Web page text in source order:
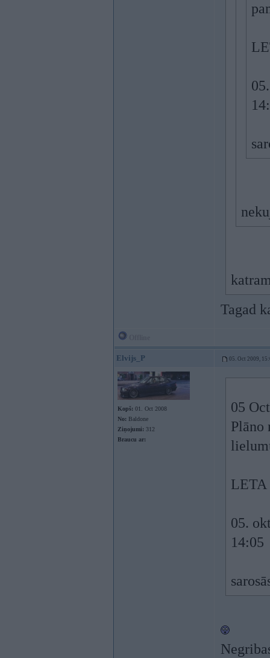
Tagad
Elvijs_P 05. Oct 2009,
Kopš: 01. Oct 2008
No: Baldone
Ziņojumi: 312
Braucu ar:
05
Plāno
LETA
05.
14:05